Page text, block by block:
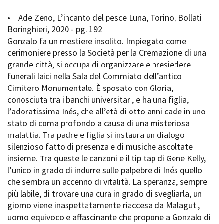
• Ade Zeno, L’incanto del pesce Luna, Torino, Bollati
Boringhieri, 2020 - pg. 192
Gonzalo fa un mestiere insolito. Impiegato come
cerimoniere presso la Società per la Cremazione di una
grande città, si occupa di organizzare e presiedere
funerali laici nella Sala del Commiato dell’antico
Cimitero Monumentale. È sposato con Gloria,
conosciuta tra i banchi universitari, e ha una figlia,
l’adoratissima Inés, che all’età di otto anni cade in uno
stato di coma profondo a causa di una misteriosa
malattia. Tra padre e figlia si instaura un dialogo
silenzioso fatto di presenza e di musiche ascoltate
insieme. Tra queste le canzoni e il tip tap di Gene Kelly,
l’unico in grado di indurre sulle palpebre di Inés quello
che sembra un accenno di vitalità. La speranza, sempre
più labile, di trovare una cura in grado di svegliarla, un
giorno viene inaspettatamente riaccesa da Malaguti,
uomo equivoco e affascinante che propone a Gonzalo di